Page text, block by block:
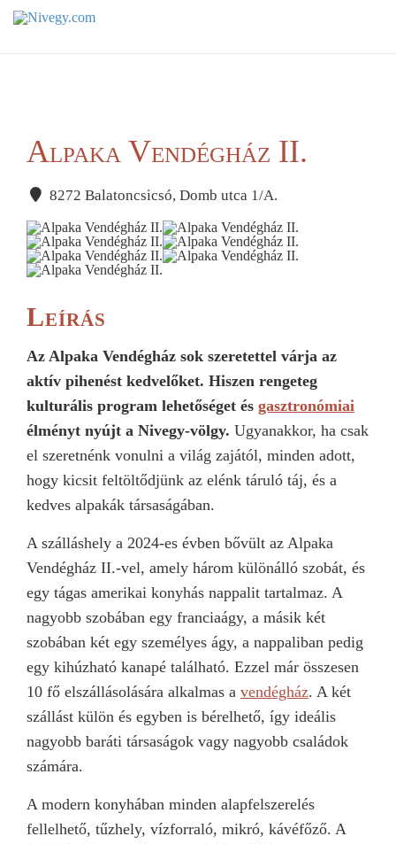
Alpaka Vendégház II.
8272 Balatoncsicsó, Domb utca 1/A.
Leírás
Az Alpaka Vendégház sok szeretettel várja az
aktív pihenést kedvelőket. Hiszen rengeteg
kulturális program lehetőséget és gasztronómiai
élményt nyújt a Nivegy-völgy. Ugyanakkor, ha csak
el szeretnénk vonulni a világ zajától, minden adott,
hogy kicsit feltöltődjünk az elénk táruló táj, és a
kedves alpakák társaságában.
A szálláshely a 2024-es évben bővült az Alpaka
Vendégház II.-vel, amely három különálló szobát, és
egy tágas amerikai konyhás nappalit tartalmaz. A
nagyobb szobában egy franciaágy, a másik két
szobában két egy személyes ágy, a nappaliban pedig
egy kihúzható kanapé található. Ezzel már összesen
10 fő elszállásolására alkalmas a vendégház. A két
szállást külön és egyben is bérelhető, így ideális
nagyobb baráti társaságok vagy nagyobb családok
számára.
A modern konyhában minden alapfelszerelés
fellelhető, tűzhely, vízforraló, mikró, kávéfőző. A